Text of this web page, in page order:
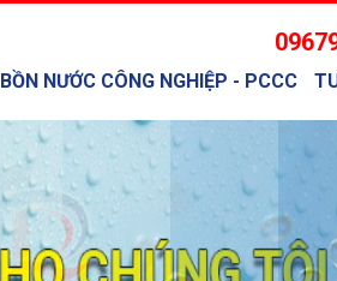
BỒN NƯỚC CÔNG NGHIỆP - PCCC